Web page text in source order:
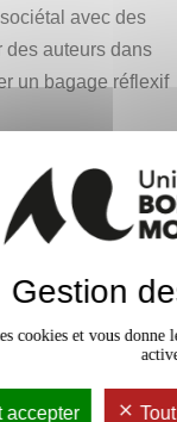
un enseignant
avec des
des auteurs dans
un bagage réflexif
Capacité de
Construction
Gestion
cookies et vous donne
accepter